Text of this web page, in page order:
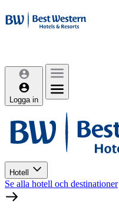
Logga in
Hotell
Se alla hotell och destinationer